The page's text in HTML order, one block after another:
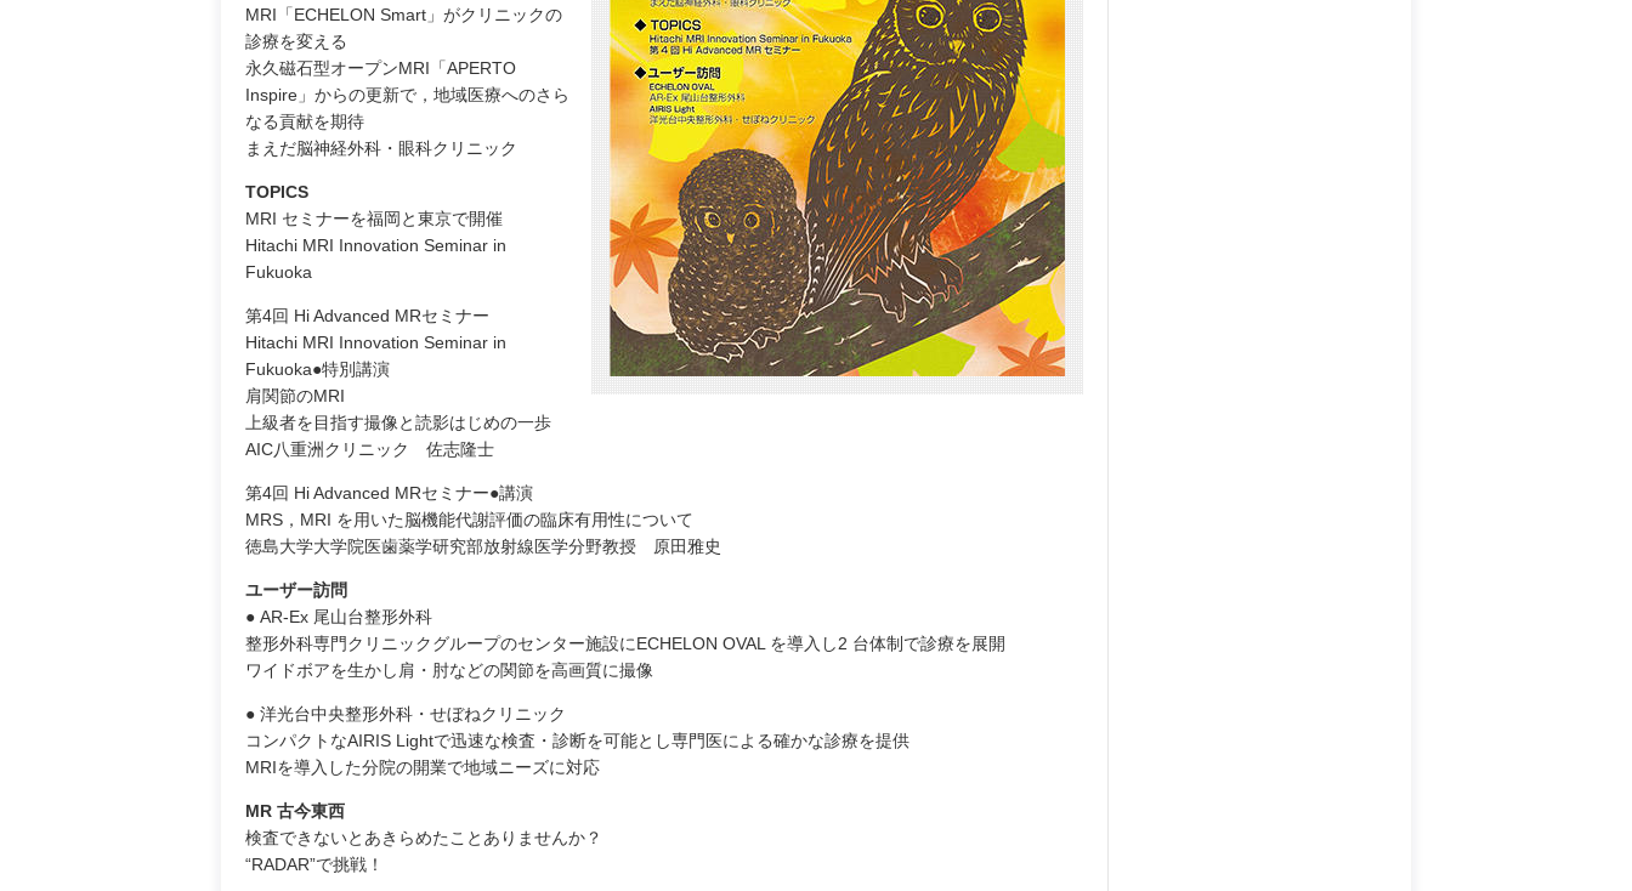
MRI「ECHELON Smart」がクリニックの
診療を変える
永久磁石型オープンMRI「APERTO
Inspire」からの更新で，地域医療へのさら
なる貢献を期待
まえだ脳神経外科・眼科クリニック
TOPICS
MRI セミナーを福岡と東京で開催
Hitachi MRI Innovation Seminar in
Fukuoka
第4回 Hi Advanced MRセミナー
Hitachi MRI Innovation Seminar in
Fukuoka●特別講演
肩関節のMRI
上級者を目指す撮像と読影はじめの一歩
AIC八重洲クリニック 佐志隆士
第4回 Hi Advanced MRセミナー●講演
MRS，MRI を用いた脳機能代謝評価の臨床有用性について
徳島大学大学院医歯薬学研究部放射線医学分野教授 原田雅史
ユーザー訪問
● AR-Ex 尾山台整形外科
整形外科専門クリニックグループのセンター施設にECHELON OVAL を導入し2 台体制で診療を展開
ワイドボアを生かし肩・肘などの関節を高画質に撮像
● 洋光台中央整形外科・せぼねクリニック
コンパクトなAIRIS Lightで迅速な検査・診断を可能とし専門医による確かな診療を提供
MRIを導入した分院の開業で地域ニーズに対応
MR 古今東西
検査できないとあきらめたことありませんか？
“RADAR”で挑戦！